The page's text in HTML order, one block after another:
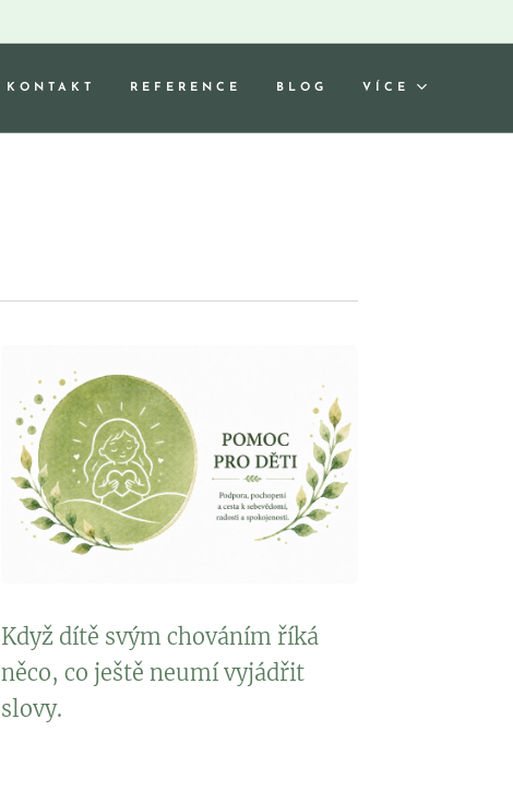
KONTAKT REFERENCE BLOG VÍCE
Když dítě svým chováním říká
něco, co ještě neumí vyjádřit
slovy.